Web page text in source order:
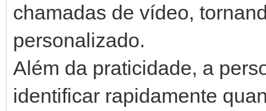
chamadas de vídeo,
personalizado.
Além da praticidade, a
identificar rapidamente